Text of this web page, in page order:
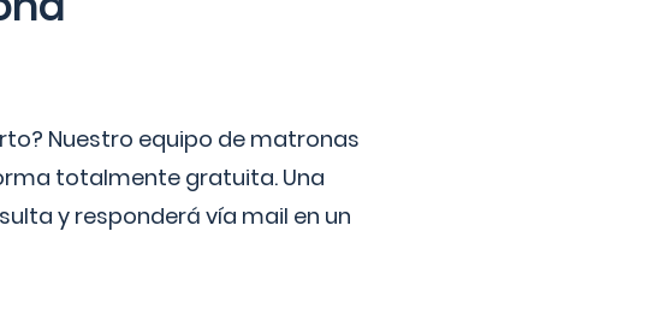
Nuestro equipo de matronas
totalmente gratuita. Una
y responderá vía mail en un